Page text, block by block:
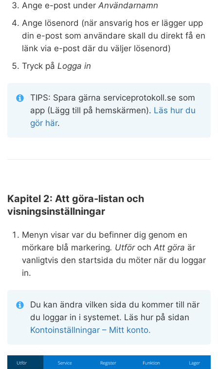
Ange e-post under Användarnamn
Ange lösenord (när ansvarig hos er lägger upp
din e-post som användare skall du direkt få en
länk via e-post där du väljer lösenord)
Tryck på Logga in
TIPS: Spara gärna serviceprotokoll.se som
app (Lägg till på hemskärmen). Läs hur du
gör här.
Kapitel 2: Att göra-listan och
visningsinställningar
Menyn visar var du befinner dig genom en
mörkare blå markering. Utför och Att göra är
vanligtvis den startsida du möter när du loggar
in.
Du kan ändra vilken sida du kommer till när
du loggar in i systemet. Läs hur på sidan
Kontoinställningar – Mitt konto.